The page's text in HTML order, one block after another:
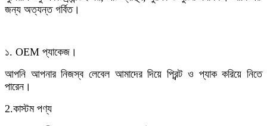
জন্য অত্যন্ত গর্বিত।
১. OEM প্যাকেজ।
আপনি আপনার নিজস্ব লেবেল আমাদের দিয়ে প্রিন্ট ও প্যাক করিয়ে নিতে
পারেন।
2.কাস্টম পণ্য